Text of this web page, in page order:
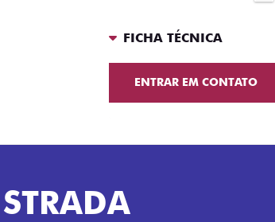
FICHA TÉCNICA
ENTRAR EM CONTATO